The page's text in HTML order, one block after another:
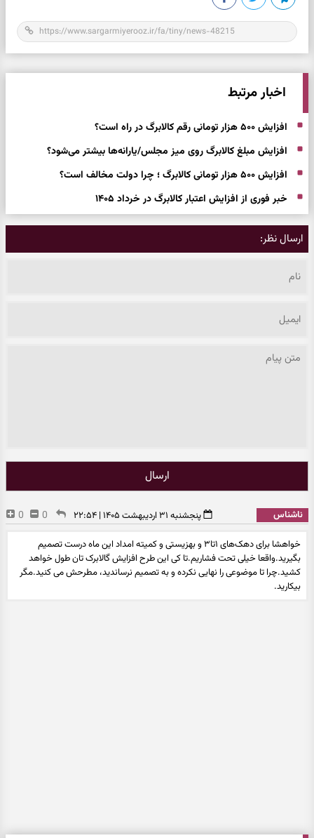
اخبار مرتبط
افزایش ۵۰۰ هزار تومانی رقم کالابرگ در راه است؟
افزایش مبلغ کالابرگ روی میز مجلس/یارانه‌ها بیشتر می‌شود؟
افزایش ۵۰۰ هزار تومانی کالابرگ ؛ چرا دولت مخالف است؟
خبر فوری از افزایش اعتبار کالابرگ در خرداد ۱۴۰۵
ارسال نظر:
ارسال
ناشناس پنجشنبه ۳۱ اردیبهشت ۱۴۰۵ | ۲۲:۵۴ 0
0
خواهشا برای دهک‌های ۱تا۳ و بهزیستی و کمیته امداد این ماه درست تصمیم
بگیرید.واقعا خیلی تحت فشاریم.تا کی این طرح افزایش گالابرک تان طول خواهد
کشید.چرا تا موضوعی را نهایی نکرده و به تصمیم نرساندید، مطرحش می کنید.مگر
بیکارید.